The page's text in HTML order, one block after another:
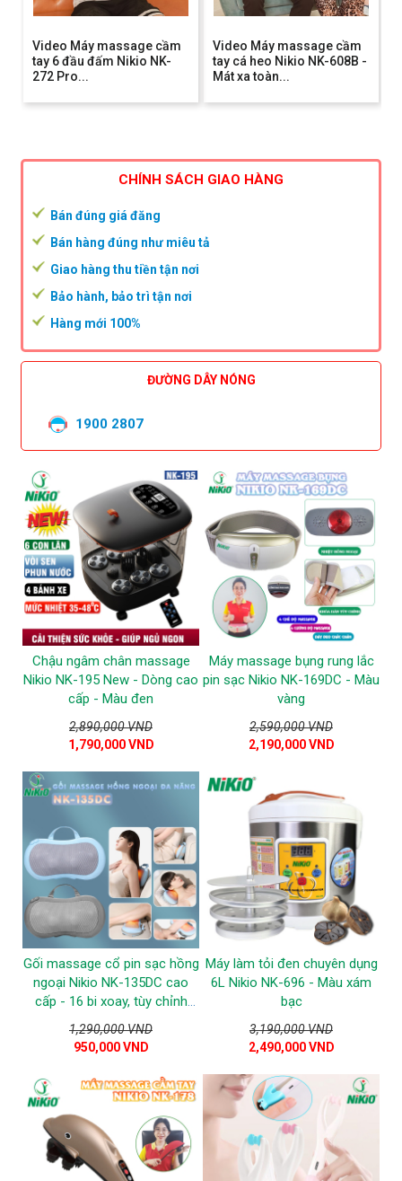
Video Máy massage cầm
tay 6 đầu đấm Nikio NK-
272 Pro...
Video Máy massage cầm
tay cá heo Nikio NK-608B -
Mát xa toàn...
CHÍNH SÁCH GIAO HÀNG
Bán đúng giá đăng
Bán hàng đúng như miêu tả
Giao hàng thu tiền tận nơi
Bảo hành, bảo trì tận nơi
Hàng mới 100%
ĐƯỜNG DÂY NÓNG
1900 2807
Chậu ngâm chân massage
Nikio NK-195 New - Dòng cao
cấp - Màu đen
2,890,000 VND
1,790,000 VND
Máy massage bụng rung lắc
pin sạc Nikio NK-169DC - Màu
vàng
2,590,000 VND
2,190,000 VND
Gối massage cổ pin sạc hồng
ngoại Nikio NK-135DC cao
cấp - 16 bi xoay, tùy chỉnh
1,290,000 VND
950,000 VND
Máy làm tỏi đen chuyên dụng
6L Nikio NK-696 - Màu xám
bạc
3,190,000 VND
2,490,000 VND